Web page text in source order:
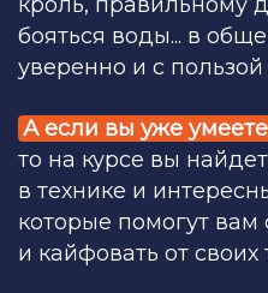
бояться воды... в
уверенно и с
А если вы уже
то на курсе вы
в технике и
которые помогут вам
и кайфовать от своих